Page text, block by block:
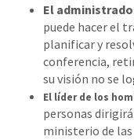
El
puede hacer el
planificar y
conferencia,
su visión no se
El líder de los
personas
ministerio de las